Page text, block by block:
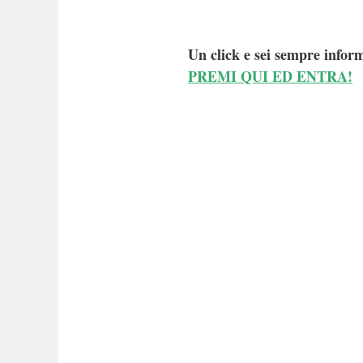
Un click e sei sempre
PREMI QUI ED ENTRA!